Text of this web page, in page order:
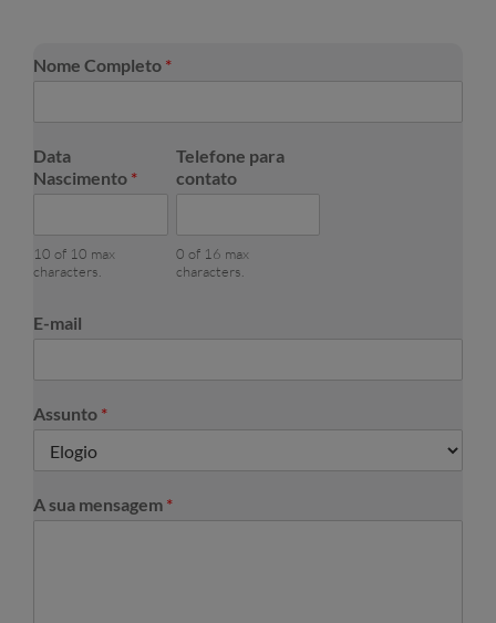
Nome Completo *
Data
Nascimento *
10 of 10 max
characters.
Telefone para
contato
0 of 16 max
characters.
E-mail
Assunto *
A sua mensagem *